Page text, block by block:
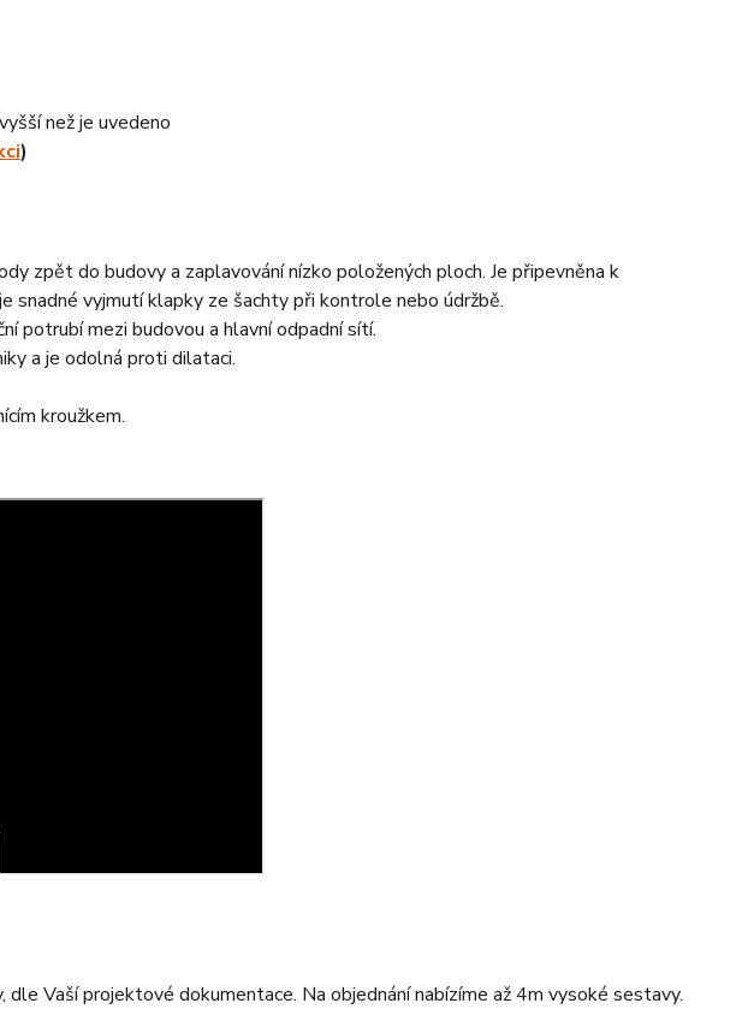
než je uvedeno
)
zpět do budovy a zaplavování nízko položených ploch. Je připevněna k
snadné vyjmutí klapky ze šachty při kontrole nebo údržbě.
potrubí mezi budovou a hlavní odpadní sítí.
a je odolná proti dilataci.
kroužkem.
dle Vaší projektové dokumentace. Na objednání nabízíme až 4m vysoké sestavy.